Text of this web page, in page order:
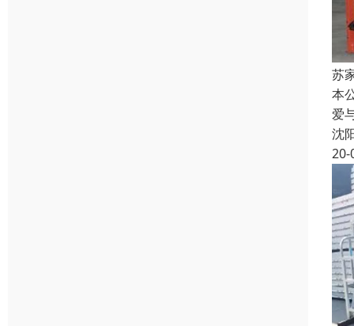
苏
本
爱
沈
20-